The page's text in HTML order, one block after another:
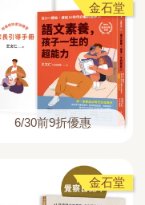
金石堂
6/30前9折優惠
金石堂